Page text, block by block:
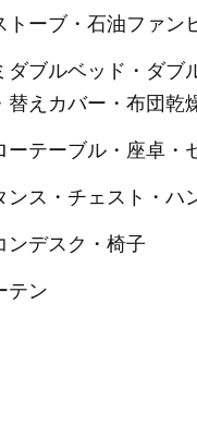
トーブ・石油ファン
ダブルベッド・ダ
替えカバー・布団乾
ーテーブル・座卓・
ス・チェスト・ハ
ンデスク・椅子
テン